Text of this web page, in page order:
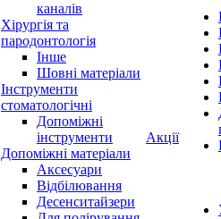
каналів
Хірургія та
пародонтологія
Інше
Шовні матеріали
Інструменти
стоматологічні
Допоміжні
інструменти
Допоміжні матеріали
Аксесуари
Відбілювання
Десенситайзери
Акції